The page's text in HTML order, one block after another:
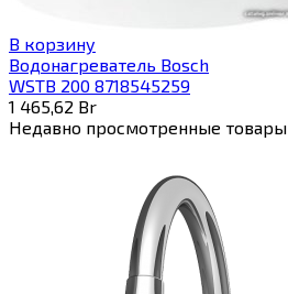
В корзину
Водонагреватель Bosch
WSTB 200 8718545259
1 465,62 Br
Недавно просмотренные товары